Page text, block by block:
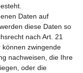
Daten auf
diese Daten so
nach Art. 21
können zwingende
nachweisen, die Ihre
oder die